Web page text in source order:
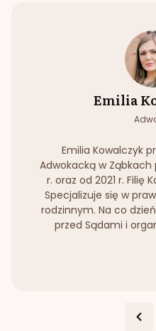
Emilia
Emilia Kowalczyk
Adwokacką w Ząbkach
r. oraz od 2021 r. Filię
Specjalizuje się w
rodzinnym. Na co
przed Sądami i